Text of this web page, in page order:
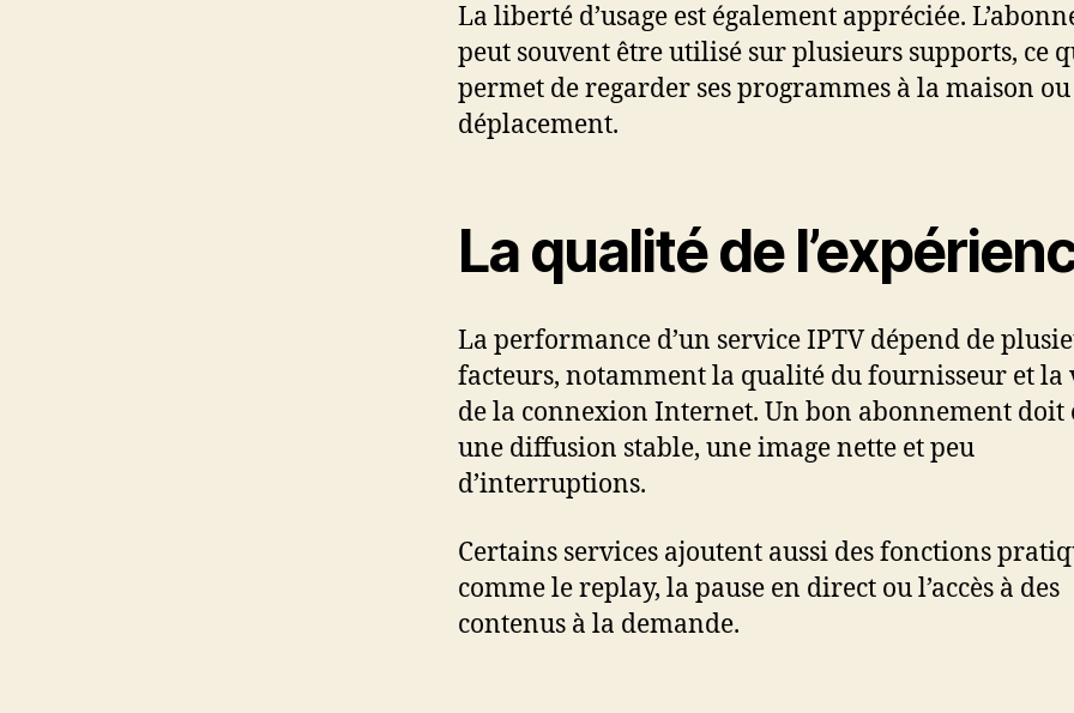
La liberté d’usage est également appréciée.
peut souvent être utilisé sur plusieurs supports, ce
permet de regarder ses programmes à la maison
déplacement.
La qualité de
La performance d’un service IPTV dépend de
facteurs, notamment la qualité du fournisseur et la
de la connexion Internet. Un bon abonnement
une diffusion stable, une image nette et peu
d’interruptions.
Certains services ajoutent aussi des fonctions
comme le replay, la pause en direct ou l’accès à des
contenus à la demande.